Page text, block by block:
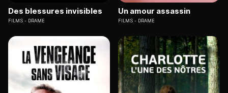
Des blessures invisibles
FILMS DRAME
Un amour assassin
FILMS DRAME